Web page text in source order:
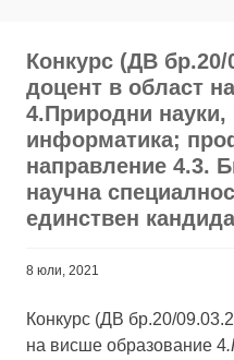
Конкурс (ДВ бр.20/
доцент в област
4.Природни науки,
информатика;
направление 4.3.
научна
единствен
8 юли, 2021
Конкурс (ДВ бр.20/
на висше образование 4